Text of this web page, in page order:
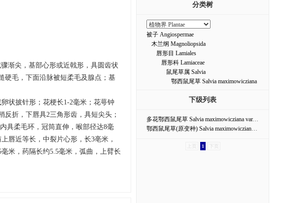
渐尖，基部心形或近戟形，具圆齿状
硬毛，下面沿脉被短柔毛及腺点；基
状披针形；花梗长1-2毫米；花萼钟
折，下唇具2三角形齿，具短尖头；
具柔毛环，冠筒直伸，喉部径达8毫
唇近等长，中裂片心形，长3亳米，
米，药隔长约5.5毫米，弧曲，上臂长
分类树
被子 Angiospermae
木兰纲 Magnoliopsida
唇形目 Lamiales
唇形科 Lamiaceae
鼠尾草属 Salvia
鄂西鼠尾草 Salvia maximowicziana
下级列表
多花鄂西鼠尾草 Salvia maximowicziana var. floribunda
鄂西鼠尾草(原变种) Salvia maximowicziana var. maximowicziana
1 下页